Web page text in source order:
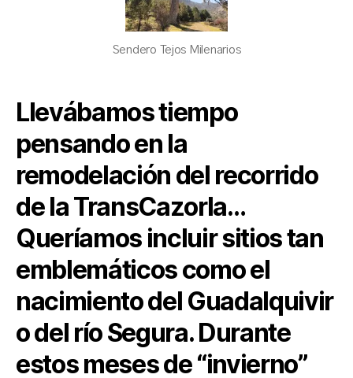
Sendero Tejos Milenarios
Llevábamos tiempo
pensando en la
remodelación del recorrido
de la TransCazorla…
Queríamos incluir sitios tan
emblemáticos como el
nacimiento del Guadalquivir
o del río Segura. Durante
estos meses de “invierno”